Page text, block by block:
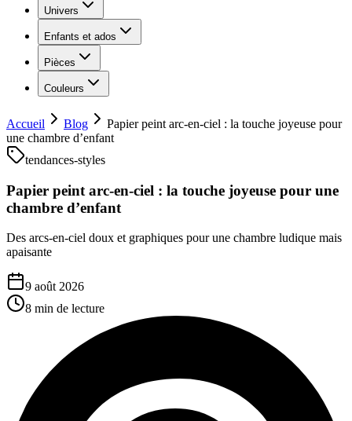
Univers
Enfants et ados
Pièces
Couleurs
Accueil Blog
Papier peint arc-en-ciel : la touche joyeuse pour
une chambre d’enfant
tendances-styles
Papier peint arc-en-ciel : la touche joyeuse pour une
chambre d’enfant
Des arcs-en-ciel doux et graphiques pour une chambre ludique mais
apaisante
9 août 2026
8 min de lecture